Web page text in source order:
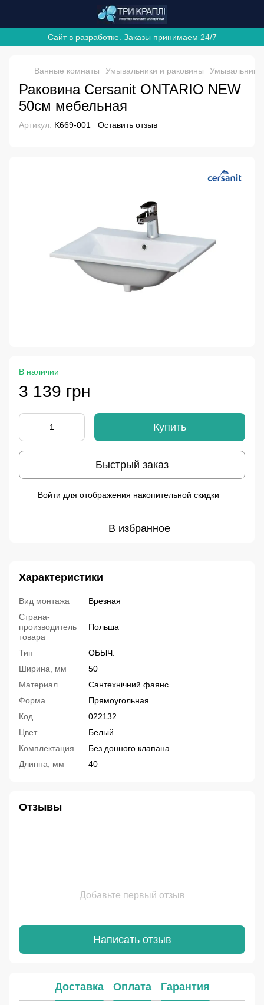
Сайт в разработке. Заказы принимаем 24/7
Ванные комнаты Умывальники и раковины Умывальники
Раковина Cersanit ONTARIO NEW
50см мебельная
Артикул: K669-001 Оставить отзыв
В наличии
3 139 грн
Купить
Быстрый заказ
Войти для отображения накопительной скидки
В избранное
Характеристики
Вид монтажа
Врезная
Страна-
производитель
товара
Польша
Тип
ОБЫЧ.
Ширина, мм
50
Материал
Сантехнічний фаянс
Форма
Прямоугольная
Код
022132
Цвет
Белый
Комплектация
Без донного клапана
Длинна, мм
40
Отзывы
Добавьте первый отзыв
Написать отзыв
Доставка Оплата Гарантия